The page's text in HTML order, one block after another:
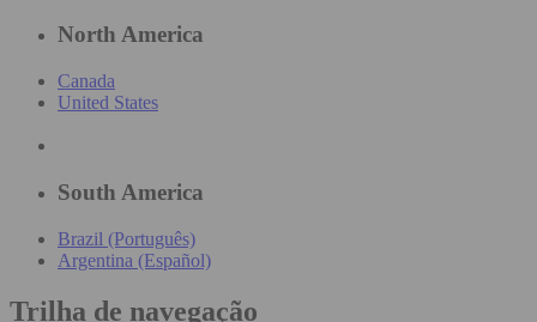
North America
Canada
United States
South America
Brazil (Português)
Argentina (Español)
Trilha de navegação